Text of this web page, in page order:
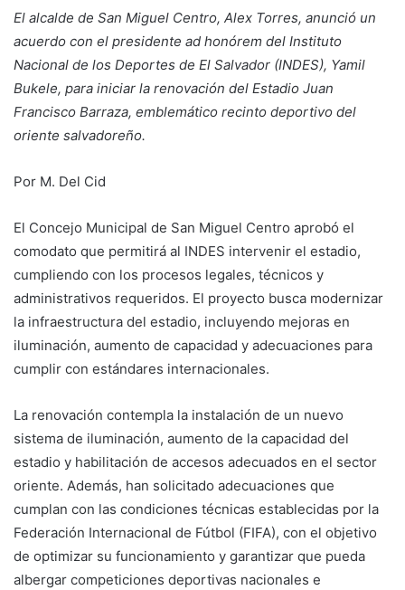
El alcalde de San Miguel Centro, Alex Torres, anunció un
acuerdo con el presidente ad honórem del Instituto
Nacional de los Deportes de El Salvador (INDES), Yamil
Bukele, para iniciar la renovación del Estadio Juan
Francisco Barraza, emblemático recinto deportivo del
oriente salvadoreño.
Por M. Del Cid
El Concejo Municipal de San Miguel Centro aprobó el
comodato que permitirá al INDES intervenir el estadio,
cumpliendo con los procesos legales, técnicos y
administrativos requeridos. El proyecto busca modernizar
la infraestructura del estadio, incluyendo mejoras en
iluminación, aumento de capacidad y adecuaciones para
cumplir con estándares internacionales.
La renovación contempla la instalación de un nuevo
sistema de iluminación, aumento de la capacidad del
estadio y habilitación de accesos adecuados en el sector
oriente. Además, han solicitado adecuaciones que
cumplan con las condiciones técnicas establecidas por la
Federación Internacional de Fútbol (FIFA), con el objetivo
de optimizar su funcionamiento y garantizar que pueda
albergar competiciones deportivas nacionales e